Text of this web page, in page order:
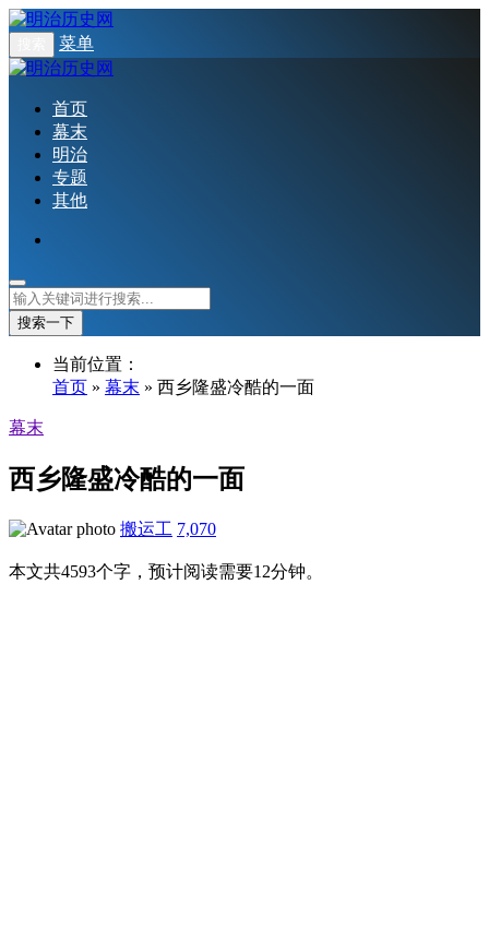
菜单
首页
幕末
明治
专题
其他
搜索一下
当前位置：
首页 » 幕末 » 西乡隆盛冷酷的一面
幕末
西乡隆盛冷酷的一面
搬运工 7,070
本文共4593个字，预计阅读需要12分钟。